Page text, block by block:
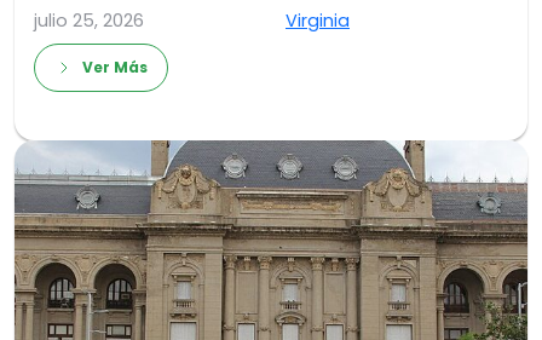
julio 25, 2026 Virginia
Ver Más